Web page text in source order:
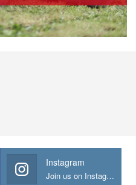
Instagram
Join us on Instagram